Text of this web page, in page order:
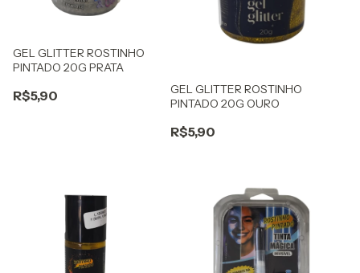
GEL GLITTER ROSTINHO
PINTADO 20G PRATA
R$5,90
GEL GLITTER ROSTINHO
PINTADO 20G OURO
R$5,90